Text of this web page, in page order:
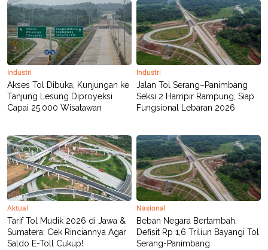
Industri
Akses Tol Dibuka, Kunjungan ke
Tanjung Lesung Diproyeksi
Capai 25.000 Wisatawan
Industri
Jalan Tol Serang–Panimbang
Seksi 2 Hampir Rampung, Siap
Fungsional Lebaran 2026
Aktual
Tarif Tol Mudik 2026 di Jawa &
Sumatera: Cek Rinciannya Agar
Saldo E-Toll Cukup!
Nasional
Beban Negara Bertambah:
Defisit Rp 1,6 Triliun Bayangi Tol
Serang-Panimbang